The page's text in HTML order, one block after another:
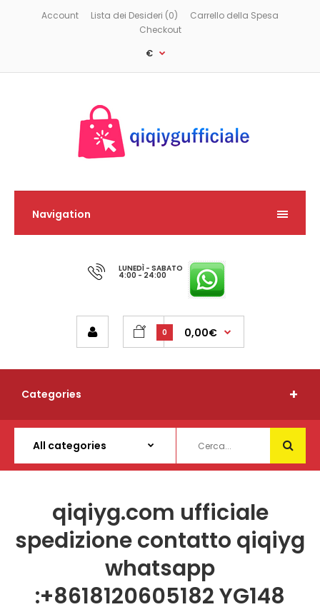
Account Lista dei Desideri (0)
Carrello della Spesa
Checkout
€
Navigation
LUNEDÌ - SABATO
4:00 - 24:00
0 0,00€
Categories
qiqiyg.com ufficiale
spedizione contatto qiqiyg
whatsapp
:+8618120605182 YG148